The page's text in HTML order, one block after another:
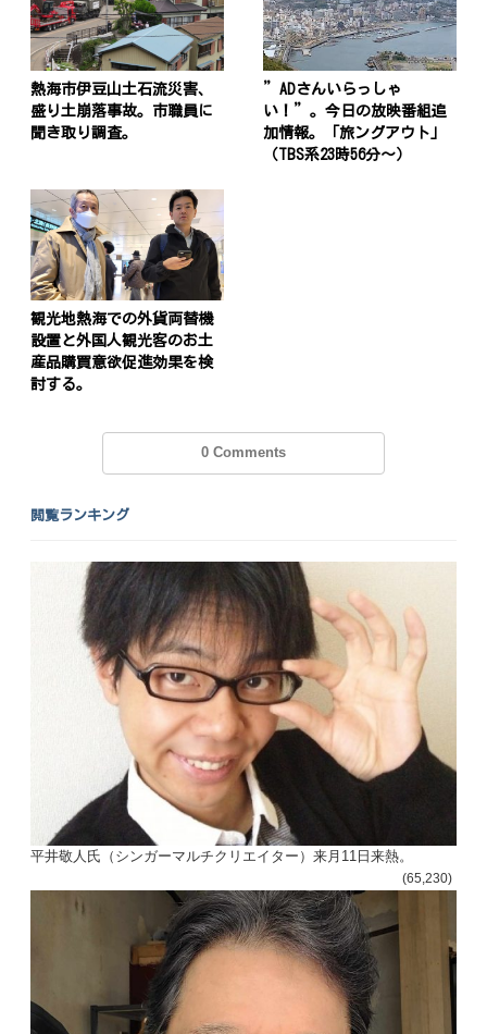
熱海市伊豆山土石流災害、
盛り土崩落事故。市職員に
聞き取り調査。
”ADさんいらっしゃ
い！”。今日の放映番組追
加情報。「旅ングアウト」
（TBS系23時56分〜）
観光地熱海での外貨両替機
設置と外国人観光客のお土
産品購買意欲促進効果を検
討する。
0 Comments
閲覧ランキング
平井敬人氏（シンガーマルチクリエイター）来月11日来熱。
(65,230)